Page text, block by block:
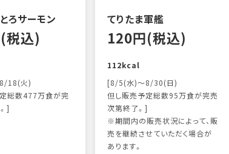
ろサーモン
税込)
18(火)
総数477万食が完
]
てりたま軍艦
120円(税込)
112kcal
[8/5(水)～8/30(日)
但し販売予定総数95万食が完売
次第終了。]
※期間内の販売状況によって、販
売を継続させていただく場合が
あります。